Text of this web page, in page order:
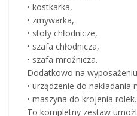
• kostkarka,
• zmywarka,
• stoły chłodnicze,
• szafa chłodnicza,
• szafa mroźnicza.
Dodatkowo na
• urządzenie do nakładania
• maszyna do krojenia rolek.
To kompletny zestaw